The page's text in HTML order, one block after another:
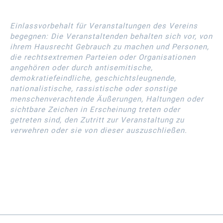
Einlassvorbehalt für Veranstaltungen des Vereins
begegnen: Die Veranstaltenden behalten sich vor, von
ihrem Hausrecht Gebrauch zu machen und Personen,
die rechtsextremen Parteien oder Organisationen
angehören oder durch antisemitische,
demokratiefeindliche, geschichtsleugnende,
nationalistische, rassistische oder sonstige
menschenverachtende Äußerungen, Haltungen oder
sichtbare Zeichen in Erscheinung treten oder
getreten sind, den Zutritt zur Veranstaltung zu
verwehren oder sie von dieser auszuschließen.